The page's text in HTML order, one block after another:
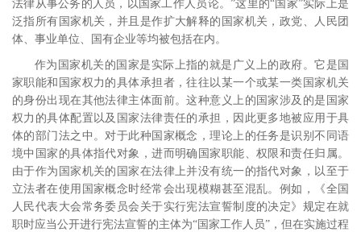
法律从事公务的人员，以国家工作人员论。”这里的“国家”实际上是
泛指所有国家机关，并且是作扩大解释的国家机关，政党、人民团
体、事业单位、国有企业等均被包括在内。
作为国家机关的国家是实际上指的就是广义上的政府。它是国
家职能和国家权力的具体承担者，往往以某一个或某一类国家机关
的身份出现在其他法律主体面前。这种意义上的国家涉及的是国家
权力的具体配置以及国家法律责任的承担，因此更多地被应用于具
体的部门法之中。对于此种国家概念，理论上的任务是识别不同语
境中国家的具体指代对象，进而明确国家职能、权限和责任归属。
由于作为国家机关的国家在法律上并没有统一的指代对象，以至于
立法者在使用国家概念时经常会出现模糊甚至混乱。例如，《全国
人民代表大会常务委员会关于实行宪法宣誓制度的决定》规定在就
职时应当公开进行宪法宣誓的主体为“国家工作人员”，但在实施过程